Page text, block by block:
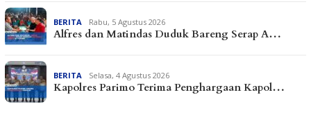
BERITA Rabu, 5 Agustus 2026
Alfres dan Matindas Duduk Bareng Serap A…
BERITA Selasa, 4 Agustus 2026
Kapolres Parimo Terima Penghargaan Kapol…